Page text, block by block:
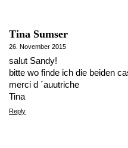
Tina Sumser
26. November 2015
salut Sandy!
bitte wo finde ich die beiden
merci d ´auutriche
Tina
Reply